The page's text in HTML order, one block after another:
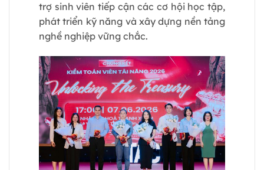
trợ sinh viên tiếp cận các cơ hội học tập,
phát triển kỹ năng và xây dựng nền tảng
nghề nghiệp vững chắc.